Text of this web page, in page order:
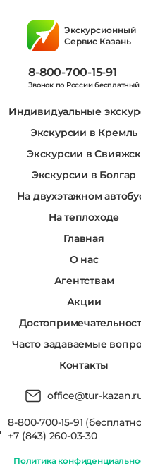
Экскурсионный
Сервис Казань
8-800-700-15-91
Звонок по России бесплатный
Индивидуальные
Экскурсии в Кремль
Экскурсии в Свияжск
Экскурсии в Болгар
На двухэтажном
На теплоходе
Главная
О нас
Агентствам
Акции
Часто задаваемые
Контакты
office@tur-
8-800-700-15-91
+7 (843) 260-03-30
Политика